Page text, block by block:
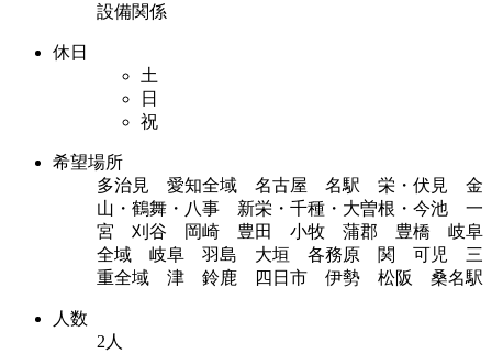
設備関係
休日
土
日
祝
希望場所
多治見 愛知全域 名古屋 名駅 栄・伏見 金
山・鶴舞・八事 新栄・千種・大曽根・今池 一
宮 刈谷 岡崎 豊田 小牧 蒲郡 豊橋 岐阜
全域 岐阜 羽島 大垣 各務原 関 可児 三
重全域 津 鈴鹿 四日市 伊勢 松阪 桑名駅
人数
2人